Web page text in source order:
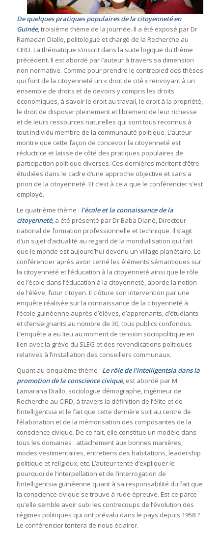
De quelques pratiques populaires de la citoyenneté en
Guinée, troisième thème de la journée. Il a été exposé par Dr
Ramadan Diallo, politologue et chargé de la Recherche au
CIRD. La thématique s’inscrit dans la suite logique du thème
précédent. Il est abordé par l’auteur à travers sa dimension
non normative. Comme pour prendre le contrepied des thèses
qui font de la citoyenneté un « droit de cité » renvoyant à un
ensemble de droits et de devoirs y compris les droits
économiques, à savoir le droit au travail, le droit à la propriété,
le droit de disposer pleinement et librement de leur richesse
et de leurs ressources naturelles qui sont tous reconnus à
tout individu membre de la communauté politique. L’auteur
montre que cette façon de concevoir la citoyenneté est
réductrice et laisse de côté des pratiques populaires de
participation politique diverses. Ces dernières méritent d’être
étudiées dans le cadre d’une approche objective et sans a
priori de la citoyenneté. Et c’est à cela que le conférencier s’est
employé.
Le quatrième thème : l’école et la connaissance de la
citoyenneté, a été présenté par Dr Baba Diané, Directeur
national de formation professionnelle et technique. Il s’agit
d’un sujet d’actualité au regard de la mondialisation qui fait
que le monde est aujourd’hui devenu un village planétaire. Le
conférencier après avoir cerné les éléments sémantiques sur
la citoyenneté et l’éducation à la citoyenneté ainsi que le rôle
de l’école dans l’éducation à la citoyenneté, aborde la notion
de l’élève, futur citoyen. Il clôture son intervention par une
enquête réalisée sur la connaissance de la citoyenneté à
l’école guinéenne auprès d’élèves, d’apprenants, d’étudiants
et d’enseignants au nombre de 30, tous publics confondus.
L’enquête a eu lieu au moment de tension sociopolitique en
lien avec la grève du SLEG et des revendications politiques
relatives à l’installation des conseillers communaux.
Quant au cinquième thème : Le rôle de l’intelligentsia dans la
promotion de la conscience civique, est abordé par M.
Lamarana Diallo, sociologue démographe, ingénieur de
Recherche au CIRD, à travers la définition de l’élite et de
l’intelligentsia et le fait que cette dernière soit au centre de
l’élaboration et de la mémorisation des composantes de la
conscience civique. De ce fait, elle constitue un modèle dans
tous les domaines : attachement aux bonnes manières,
modes vestimentaires, entretiens des habitations, leadership
politique et religieux, etc. L’auteur tente d’expliquer le
pourquoi de l’interpellation et de l’interrogation de
l’intelligentsia guinéenne quant à sa responsabilité du fait que
la conscience civique se trouve à rude épreuve. Est-ce parce
qu’elle semble avoir subi les contrecoups de l’évolution des
régimes politiques qui ont prévalu dans le pays depuis 1958 ?
Le conférencier tentera de nous éclairer.